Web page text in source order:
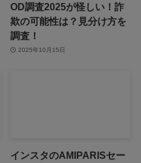
OD調査2025が怪しい！詐
欺の可能性は？見分け方を
調査！
2025年10月15日
インスタのAMIPARISセー